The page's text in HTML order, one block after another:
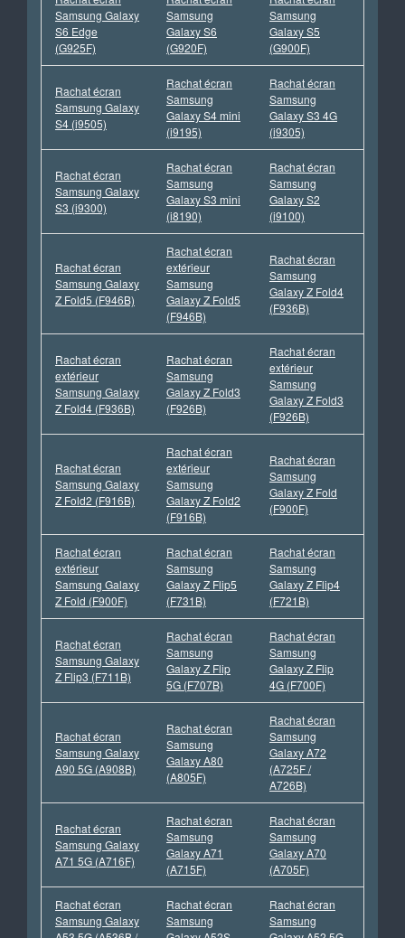
Samsung Galaxy
S6 Edge
(G925F)
Samsung
Galaxy S6
(G920F)
Samsung
Galaxy S5
(G900F)
Rachat écran
Samsung Galaxy
S4 (i9505)
Rachat écran
Samsung
Galaxy S4 mini
(i9195)
Rachat écran
Samsung
Galaxy S3 4G
(i9305)
Rachat écran
Samsung Galaxy
S3 (i9300)
Rachat écran
Samsung
Galaxy S3 mini
(i8190)
Rachat écran
Samsung
Galaxy S2
(i9100)
Rachat écran
Samsung Galaxy
Z Fold5 (F946B)
Rachat écran
extérieur
Samsung
Galaxy Z Fold5
(F946B)
Rachat écran
Samsung
Galaxy Z Fold4
(F936B)
Rachat écran
extérieur
Samsung Galaxy
Z Fold4 (F936B)
Rachat écran
Samsung
Galaxy Z Fold3
(F926B)
Rachat écran
extérieur
Samsung
Galaxy Z Fold3
(F926B)
Rachat écran
Samsung Galaxy
Z Fold2 (F916B)
Rachat écran
extérieur
Samsung
Galaxy Z Fold2
(F916B)
Rachat écran
Samsung
Galaxy Z Fold
(F900F)
Rachat écran
extérieur
Samsung Galaxy
Z Fold (F900F)
Rachat écran
Samsung
Galaxy Z Flip5
(F731B)
Rachat écran
Samsung
Galaxy Z Flip4
(F721B)
Rachat écran
Samsung Galaxy
Z Flip3 (F711B)
Rachat écran
Samsung
Galaxy Z Flip
5G (F707B)
Rachat écran
Samsung
Galaxy Z Flip
4G (F700F)
Rachat écran
Samsung Galaxy
A90 5G (A908B)
Rachat écran
Samsung
Galaxy A80
(A805F)
Rachat écran
Samsung
Galaxy A72
(A725F /
A726B)
Rachat écran
Samsung Galaxy
A71 5G (A716F)
Rachat écran
Samsung
Galaxy A71
(A715F)
Rachat écran
Samsung
Galaxy A70
(A705F)
Rachat écran
Samsung Galaxy
Rachat écran
Samsung
Rachat écran
Samsung